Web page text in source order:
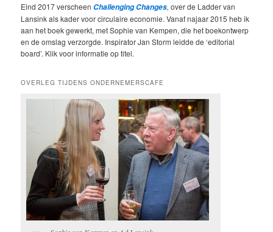
Eind 2017 verscheen Challenging Changes, over de Ladder van
Lansink als kader voor circulaire economie. Vanaf najaar 2015 heb ik
aan het boek gewerkt, met Sophie van Kempen, die het boekontwerp
en de omslag verzorgde. Inspirator Jan Storm leidde de ‘editorial
board’. Klik voor informatie op titel.
OVERLEG TIJDENS ONDERNEMERSCAFE